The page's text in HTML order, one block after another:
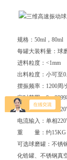
规格：50ml，80ml
每罐大装料量：球
进料粒度：<1mm
出料粒度：小可至
摆振频率：1200周/
定时范围：0～
电机规格：单相
电流输入：单相
重 量：约15KG
可选球磨罐：不锈
化锆罐、不锈钢真